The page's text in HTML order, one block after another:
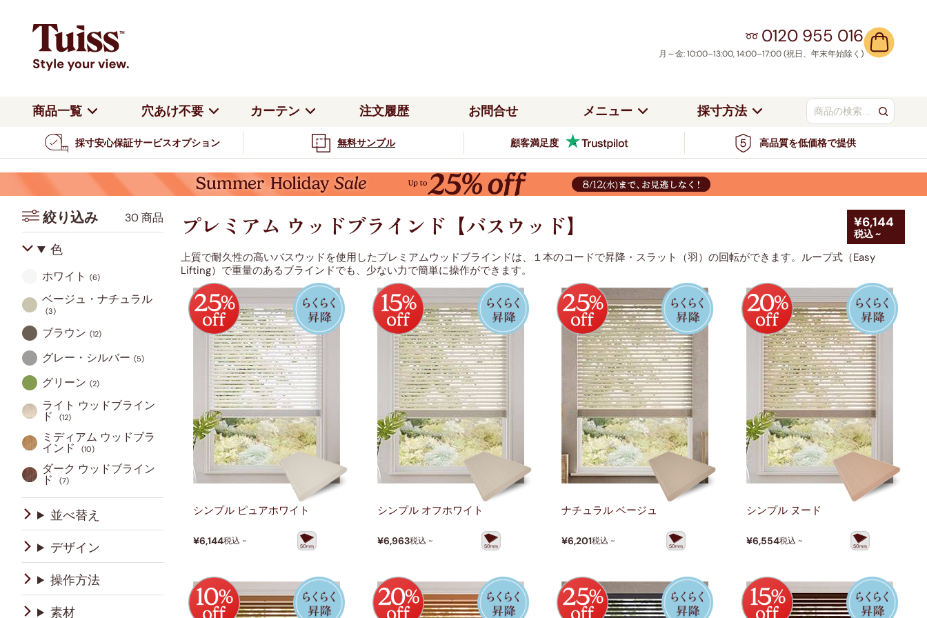
注文履歴 メニュー
よくある質問 注文履歴 サンプルのご注文
当社について
会社概要
配送・送料 5年間の品質保証
採寸安心保証サービス
返品・交換
ブラインドの採寸方法 カーテンの採寸方法
お客様事例
公式ブログ
カーテンの取り付け方 ブラインドの取り付け方
0120 955 016
月～金: 10:00–13:00, 14:00–17:00 (祝日、年末年始除く)
商品一覧
ハニカムシェード ロールスクリーン ウッドブラインド
バーチカルブラインド アルミブラインド
ローマンシェード
つっぱり式 賃貸OK・ビス不
要 賃貸OK
遮光パーフェクトシェード
ツインハニカム ダブルロールスクリーン 調光ロールスクリーン
V&A ウィリアム・モリス リバティ デザイナーコレクション
トップダウンハニカム すだれ 網戸
遮光タイプ 子供部屋
ベージュ／ナチュ
ラル
グレー／シルバ
ー ブルー
グリーン
ピンク ド オレンジ
ライトウッド ミディアムウッ
ド ダークウッド
穴あけ不要
つっぱり式 カーテンレール取り付け つっぱり式
ハニカムシェード
つっぱり式
アルミブラインド
つっぱり式
チェーン式
つっぱり式 つっぱり式 カーテンレール取り付け
カーテンレール取り付け
アルミブラインド
カーテンレール取り付け
バーチカルブラインド ウッドブラインド
カーテンレール取り付け カーテンレール取り付け
ローマンシェード 窓貼りタイプ
カーテン
すべてのカーテン
カーテン全商品を見る
カテゴリーで見る
種類
遮光カーテン
レースカーテン
ジャガード織カーテン
4枚セットカーテン
裏地付きカーテン
ウェーブカーテン
無地
動物
ストライプ・ボーダー
和柄・幾何学
ウィリアム・モリス
クラリッサ・ハルス
エマ・ブリッジウォーター
カラー
ホワイト＆シルバー
イエロー＆ゴールド
ブルー＆グリーン
採寸方法
ブラインドの採寸方法
カーテンの採寸方法
お問合せ
採寸安心保証サービスオプション 無料サンプル 顧客満足度 高品質を低価格で提供
絞り込み 30 商品
色
ホワイト (6)
ベージュ・ナチュラル
(3)
ブラウン (12)
グレー・シルバー (5)
グリーン (2)
ライト ウッドブライン
ド (12)
ミディアム ウッドブラ
インド (10)
ダーク ウッドブライン
ド (7)
並べ替え
デザイン
操作方法
素材
プレミアム ウッドブラインド【バスウッド】 ¥6,144
税込 ~
上質で耐久性の高いバスウッドを使用したプレミアムウッドブラインドは、１本のコードで昇降・スラット（羽）の回転ができます。ループ式（Easy
Lifting）で重量のあるブラインドでも、少ない力で簡単に操作ができます。
シンプル ピュアホワイト
¥6,144税込 ~
シンプル オフホワイト
¥6,963税込 ~
ナチュラル ベージュ
¥6,201税込 ~
シンプル ヌード
¥6,554税込 ~